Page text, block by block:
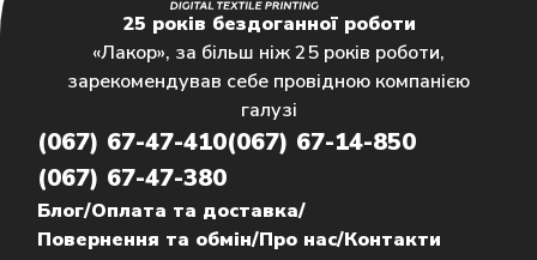
25 років бездоганної роботи
«Лакор», за більш ніж 25 років роботи,
зарекомендував себе провідною компанією
галузі
(067) 67-47-410(067) 67-14-850
(067) 67-47-380
Блог/Оплата та доставка/
Повернення та обмін/Про нас/Контакти